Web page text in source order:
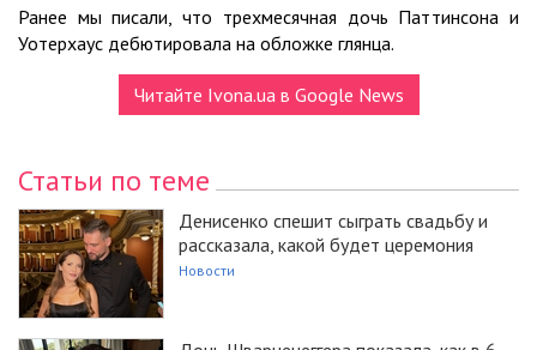
Ранее мы писали, что трехмесячная дочь Паттинсона и
Уотерхаус дебютировала на обложке глянца.
Читайте Ivona.ua в Google News
Статьи по теме
Денисенко спешит сыграть свадьбу и
рассказала, какой будет церемония
Новости